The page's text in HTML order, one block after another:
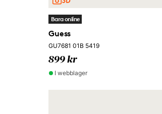
Bara online
Guess
GU7681 01B 5419
899 kr
I webblager